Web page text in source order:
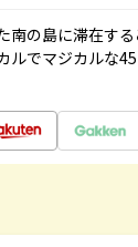
南の島に滞在す
ルでマジカルな